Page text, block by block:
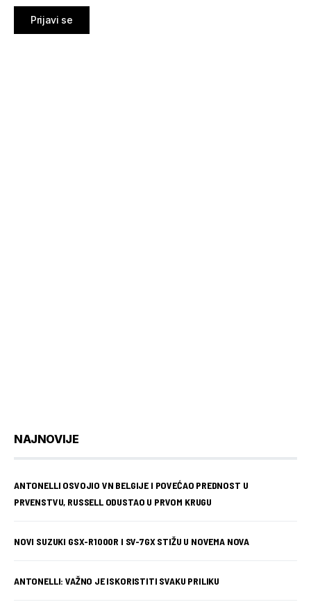
Prijavi se
NAJNOVIJE
ANTONELLI OSVOJIO VN BELGIJE I POVEĆAO PREDNOST U
PRVENSTVU, RUSSELL ODUSTAO U PRVOM KRUGU
NOVI SUZUKI GSX-R1000R I SV-7GX STIŽU U NOVEMA NOVA
ANTONELLI: VAŽNO JE ISKORISTITI SVAKU PRILIKU